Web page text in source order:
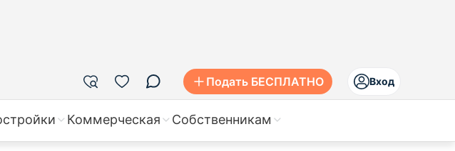
Подать БЕСПЛАТНО Вход
Коммерческая Собственникам